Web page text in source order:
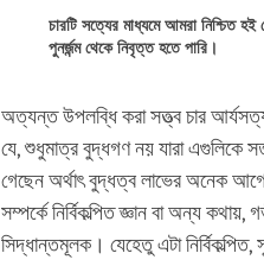
চারটি সত্যের মাধ্যমে আমরা নিশ্চিত
পুনর্জন্ম থেকে নিবৃত্ত হতে পারি।
অত্যন্ত উপলব্ধি করা সত্ত্ব চার
যে, শুধুমাত্র বুদ্ধগণ নয় যারা এগুলিকে
গেছেন অর্থাৎ বুদ্ধত্ব লাভের অনেক
সম্পর্কে নির্বিকল্পিত জ্ঞান বা অন্য
সিদ্ধান্তমূলক। যেহেতু এটা